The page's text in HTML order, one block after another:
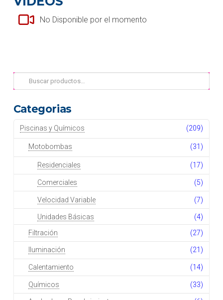
No Disponible por el momento
Buscar
por:
Categorias
Piscinas y Químicos (209)
Motobombas (31)
Residenciales (17)
Comerciales (5)
Velocidad Variable (7)
Unidades Básicas
(4)
Filtración
(27)
Iluminación (21)
Calentamiento (14)
Químicos (33)